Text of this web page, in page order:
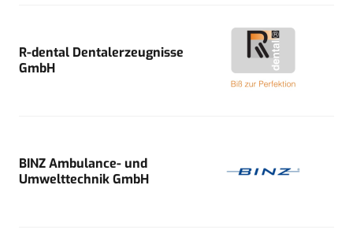
R-dental Dentalerzeugnisse
GmbH
BINZ Ambulance- und
Umwelttechnik GmbH